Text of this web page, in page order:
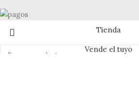
Tienda
Vende el tuyo